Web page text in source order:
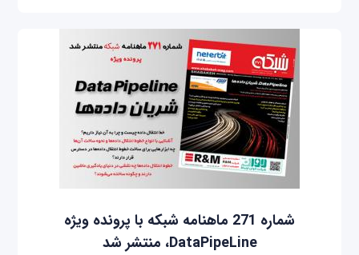
شماره 271 ماهنامه شبکه با پرونده ویژه
DataPipeLine، منتشر شد